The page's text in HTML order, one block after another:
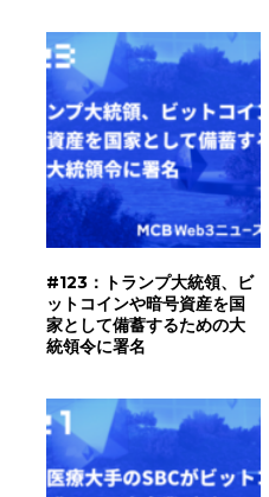
#123：トランプ大統領、ビ
ットコインや暗号資産を国
家として備蓄するための大
統領令に署名